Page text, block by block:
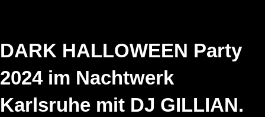
DARK HALLOWEEN Party
2024 im Nachtwerk
Karlsruhe mit DJ GILLIAN.